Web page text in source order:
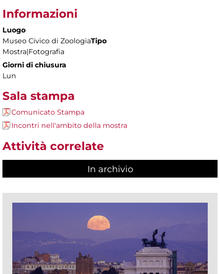
Informazioni
Luogo
Museo Civico di ZoologiaTipo
Mostra|Fotografia
Giorni di chiusura
Lun
Sala stampa
Comunicato Stampa
Incontri nell'ambito della mostra
Attività correlate
In archivio